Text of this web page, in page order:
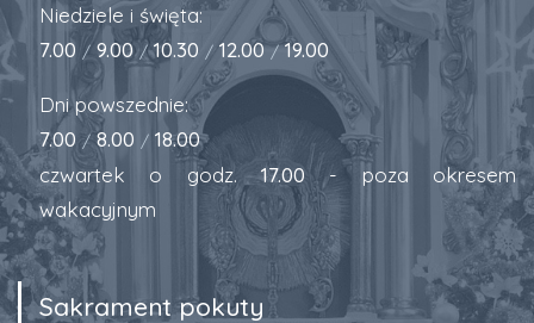
Niedziele i święta:
7.00 / 9.00 / 10.30 / 12.00 / 19.00
Dni powszednie:
7.00 / 8.00 / 18.00
czwartek o godz.17.00 - poza okresem
wakacyjnym
Sakrament pokuty